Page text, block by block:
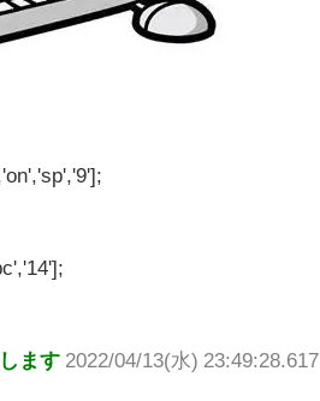
ます 2022/04/13(水) 23:49:28.617